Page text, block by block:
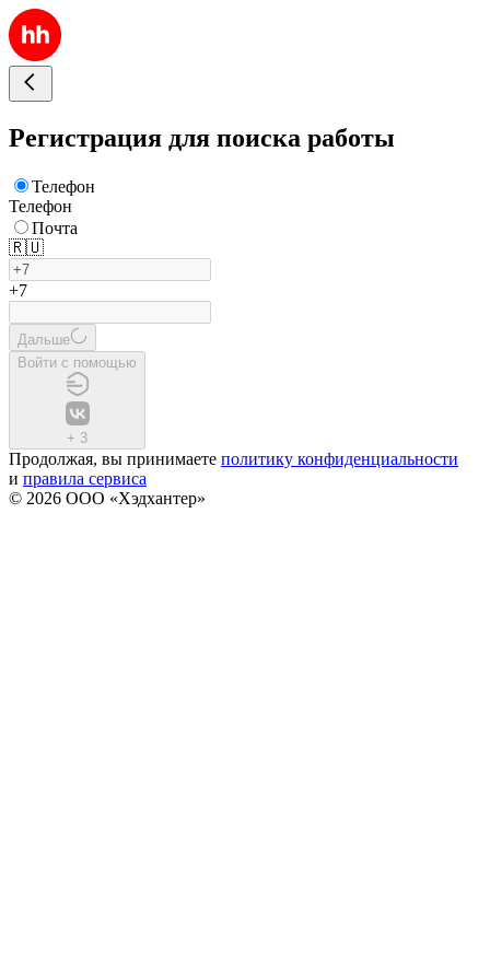
Регистрация для поиска работы
Телефон
Телефон
Почта
🇷🇺
+7
Дальше
Войти с помощью
+ 3
Продолжая, вы принимаете политику конфиденциальности
и правила сервиса
© 2026 ООО «Хэдхантер»